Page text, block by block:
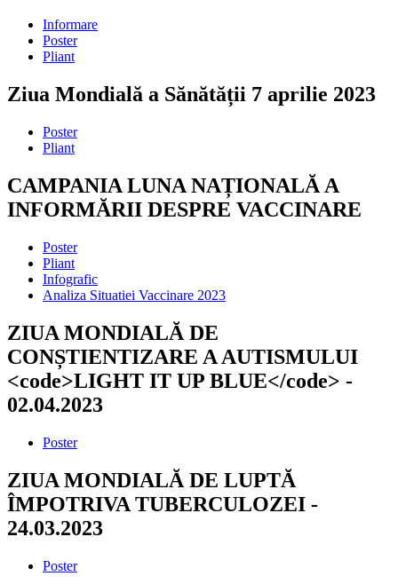
Informare
Poster
Pliant
Ziua Mondială a Sănătății 7 aprilie 2023
Poster
Pliant
CAMPANIA LUNA NAȚIONALĂ A
INFORMĂRII DESPRE VACCINARE
Poster
Pliant
Infografic
Analiza Situatiei Vaccinare 2023
ZIUA MONDIALĂ DE
CONȘTIENTIZARE A AUTISMULUI
<code>LIGHT IT UP BLUE</code> -
02.04.2023
Poster
ZIUA MONDIALĂ DE LUPTĂ
ÎMPOTRIVA TUBERCULOZEI -
24.03.2023
Poster